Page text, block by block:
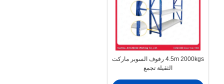
4.5m 2000kgs رفوف السوبر ماركت
الثقيلة تجمع